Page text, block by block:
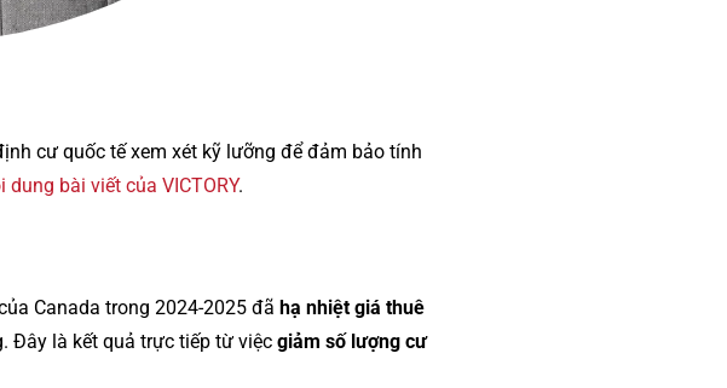
cư quốc tế xem xét kỹ lưỡng để đảm bảo tính
dung bài viết của VICTORY.
Canada trong 2024-2025 đã hạ nhiệt giá thuê
Đây là kết quả trực tiếp từ việc giảm số lượng cư